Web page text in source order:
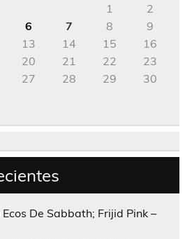
1
2
6 7 8
9
13 14 15
16
20 21 22
23
27 28 29
30
Ecos De Sabbath; Frijid Pink –